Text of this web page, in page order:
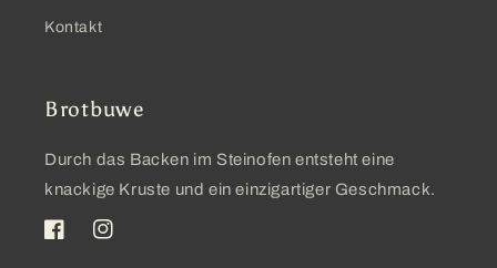
Kontakt
Brotbuwe
Durch das Backen im Steinofen entsteht eine
knackige Kruste und ein einzigartiger Geschmack.
FacebookInstagram